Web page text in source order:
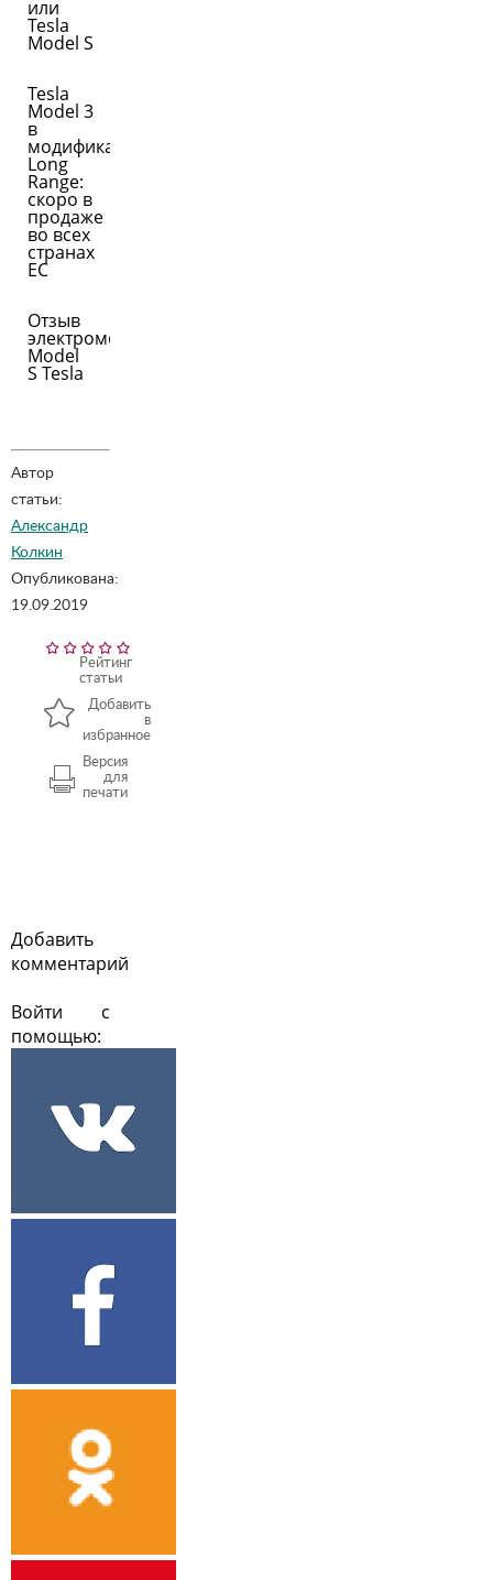
или
Tesla
Model S
Tesla
Model 3
в
модификации
Long
Range:
скоро в
продаже
во всех
странах
ЕС
Отзыв
электромобилей
Model
S Tesla
Автор
статьи:
Александр
Колкин
Опубликована:
19.09.2019
Рейтинг
статьи
Добавить
в
избранное
Версия
для
печати
Добавить
комментарий
Войти с
помощью: